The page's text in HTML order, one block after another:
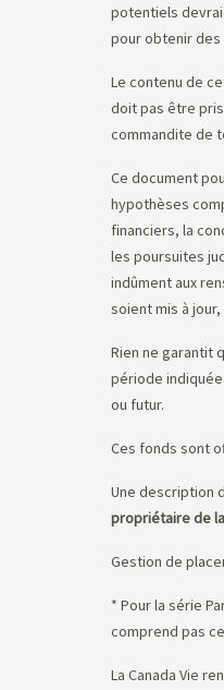
potentiels
pour obtenir
Le contenu de
doit pas être
commandite de
Ce document
hypothèses
financiers, la
les poursuites
indûment aux
soient mis à
Rien ne garantit
période
ou futur.
Ces fonds sont
Une description
propriétaire de
Gestion de
* Pour la série
comprend pas
La Canada Vie